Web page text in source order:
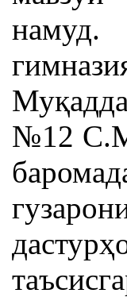
намуд.
№12